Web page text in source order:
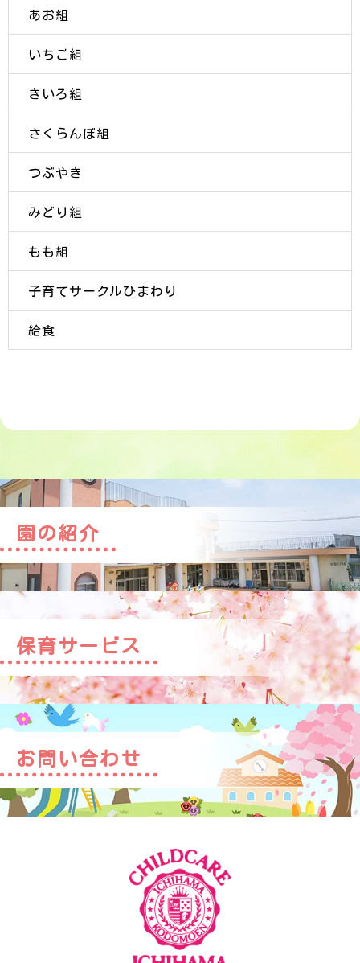
あお組
いちご組
きいろ組
さくらんぼ組
つぶやき
みどり組
もも組
子育てサークルひまわり
給食
園の紹介
保育サービス
お問い合わせ